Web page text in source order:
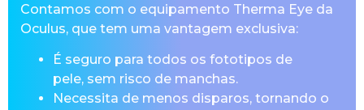
Contamos com o equipamento Therma Eye da
Oculus, que tem uma vantagem exclusiva:
É seguro para todos os fototipos de
pele, sem risco de manchas.
Necessita de menos disparos, tornando o